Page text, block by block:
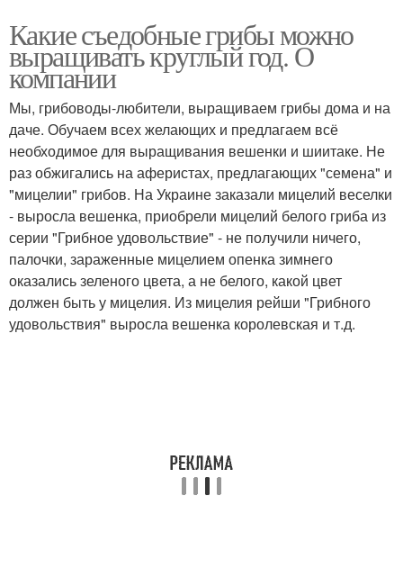
Какие съедобные грибы можно
выращивать круглый год. О
компании
Мы, грибоводы-любители, выращиваем грибы дома и на
даче. Обучаем всех желающих и предлагаем всё
необходимое для выращивания вешенки и шиитаке. Не
раз обжигались на аферистах, предлагающих "семена" и
"мицелии" грибов. На Украине заказали мицелий веселки
- выросла вешенка, приобрели мицелий белого гриба из
серии "Грибное удовольствие" - не получили ничего,
палочки, зараженные мицелием опенка зимнего
оказались зеленого цвета, а не белого, какой цвет
должен быть у мицелия. Из мицелия рейши "Грибного
удовольствия" выросла вешенка королевская и т.д.